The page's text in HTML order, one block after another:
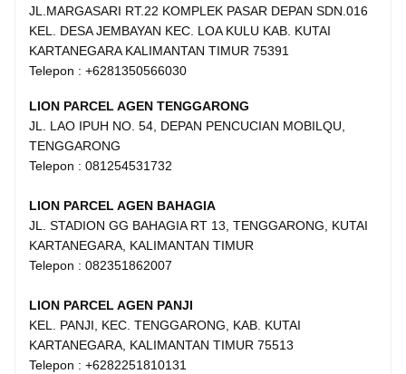
JL.MARGASARI RT.22 KOMPLEK PASAR DEPAN SDN.016
KEL. DESA JEMBAYAN KEC. LOA KULU KAB. KUTAI
KARTANEGARA KALIMANTAN TIMUR 75391
Telepon : +6281350566030
LION PARCEL AGEN TENGGARONG
JL. LAO IPUH NO. 54, DEPAN PENCUCIAN MOBILQU,
TENGGARONG
Telepon : 081254531732
LION PARCEL AGEN BAHAGIA
JL. STADION GG BAHAGIA RT 13, TENGGARONG, KUTAI
KARTANEGARA, KALIMANTAN TIMUR
Telepon : 082351862007
LION PARCEL AGEN PANJI
KEL. PANJI, KEC. TENGGARONG, KAB. KUTAI
KARTANEGARA, KALIMANTAN TIMUR 75513
Telepon : +6282251810131